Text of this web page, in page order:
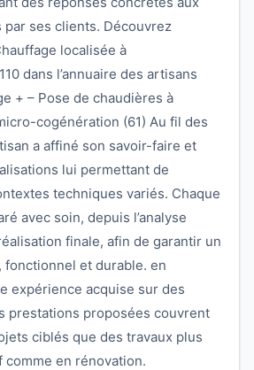
par ses clients. Découvrez
localisée à
dans l’annuaire des artisans
+ – Pose de chaudières à
cogénération (61) Au fil des
a affiné son savoir-faire et
lui permettant de
techniques variés. Chaque
avec soin, depuis l’analyse
finale, afin de garantir un
et durable. en
expérience acquise sur des
prestations proposées couvrent
ciblés que des travaux plus
comme en rénovation.